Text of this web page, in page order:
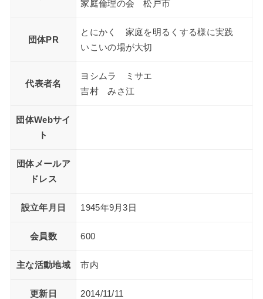
家庭倫理の会 松戸市
団体PR
とにかく 家庭を明るくする様に実践
いこいの場が大切
代表者名
ヨシムラ ミサエ
吉村 みさ江
団体Webサイ
ト
団体メールア
ドレス
設立年月日 1945年9月3日
会員数 600
主な活動地域 市内
更新日 2014/11/11